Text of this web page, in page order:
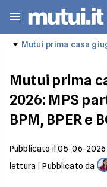
Mutui prima casa
Mutui prima
2026: MPS
BPM, BPER e
Pubblicato il 05-06-2026
lettura |Pubblicato da